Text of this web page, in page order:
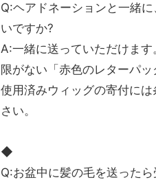
Q:ヘアドネーションと一緒
いですか?
A:一緒に送っていただけま
限がない「赤色のレターパッ
使用済みウィッグの寄付に
さい。
◆
Q:お盆中に髪の毛を送った